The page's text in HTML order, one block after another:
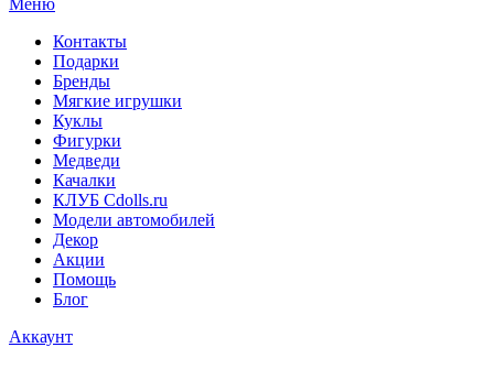
Меню
Контакты
Подарки
Бренды
Мягкие игрушки
Куклы
Фигурки
Медведи
Качалки
КЛУБ Cdolls.ru
Модели автомобилей
Декор
Акции
Помощь
Блог
Аккаунт